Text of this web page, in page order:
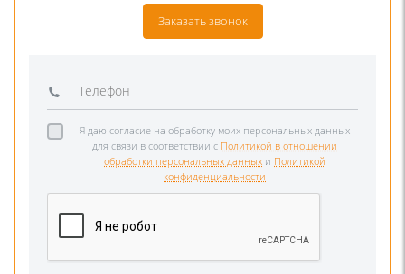
Заказать звонок
Я даю согласие на обработку моих персональных данных
для связи в соответствии с Политикой в отношении
обработки персональных данных и Политикой
конфиденциальности